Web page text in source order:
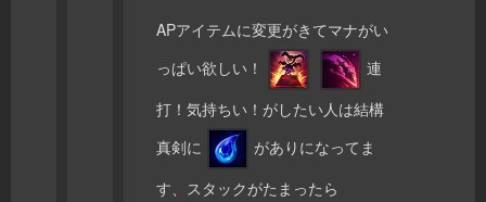
APアイテムに変更がきてマナがい
っぱい欲しい！
連
打！気持ちい！がしたい人は結構
真剣に
がありになってま
す、スタックがたまったら